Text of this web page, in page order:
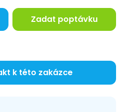
Zadat poptávku
k této zakázce